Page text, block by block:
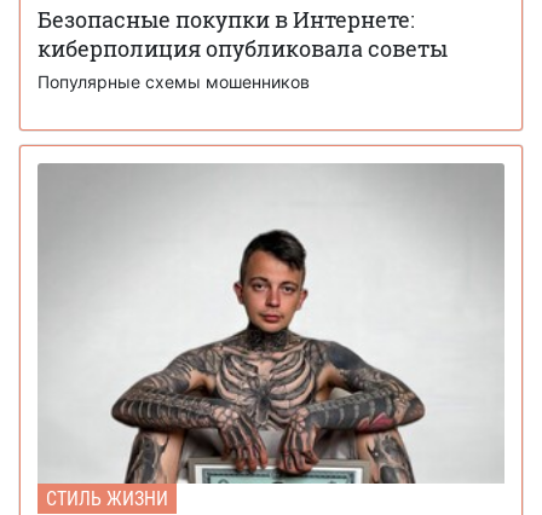
Безопасные покупки в Интернете:
киберполиция опубликовала советы
Популярные схемы мошенников
СТИЛЬ ЖИЗНИ